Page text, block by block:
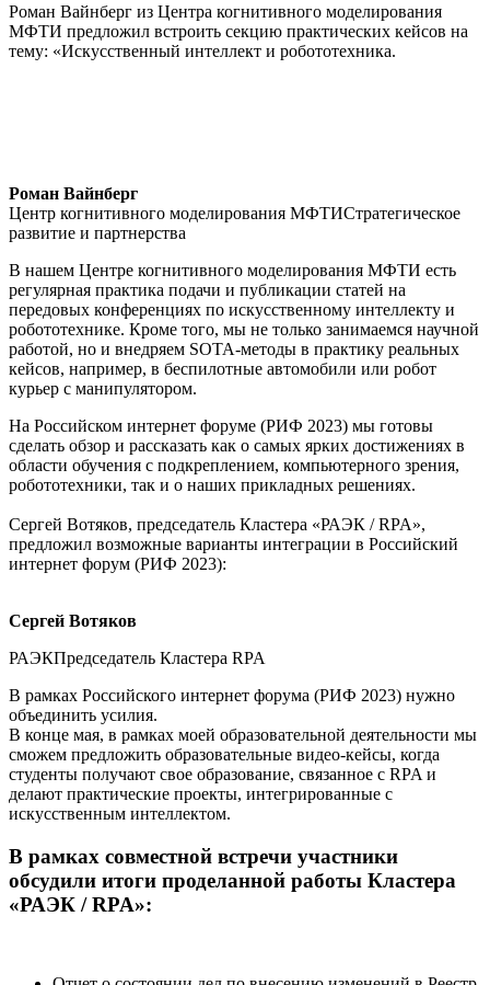
Роман Вайнберг из Центра когнитивного моделирования
МФТИ предложил встроить секцию практических кейсов на
тему: «Искусственный интеллект и робототехника.
Роман Вайнберг
Центр когнитивного моделирования МФТИСтратегическое
развитие и партнерства
В нашем Центре когнитивного моделирования МФТИ есть
регулярная практика подачи и публикации статей на
передовых конференциях по искусственному интеллекту и
робототехнике. Кроме того, мы не только занимаемся научной
работой, но и внедряем SOTA-методы в практику реальных
кейсов, например, в беспилотные автомобили или робот
курьер с манипулятором.
На Российском интернет форуме (РИФ 2023) мы готовы
сделать обзор и рассказать как о самых ярких достижениях в
области обучения с подкреплением, компьютерного зрения,
робототехники, так и о наших прикладных решениях.
Сергей Вотяков, председатель Кластера «РАЭК / RPA»,
предложил возможные варианты интеграции в Российский
интернет форум (РИФ 2023):
Сергей Вотяков
РАЭКПредседатель Кластера RPA
В рамках Российского интернет форума (РИФ 2023) нужно
объединить усилия.
В конце мая, в рамках моей образовательной деятельности мы
сможем предложить образовательные видео-кейсы, когда
студенты получают свое образование, связанное с RPA и
делают практические проекты, интегрированные с
искусственным интеллектом.
В рамках совместной встречи участники
обсудили итоги проделанной работы Кластера
«РАЭК / RPA»: